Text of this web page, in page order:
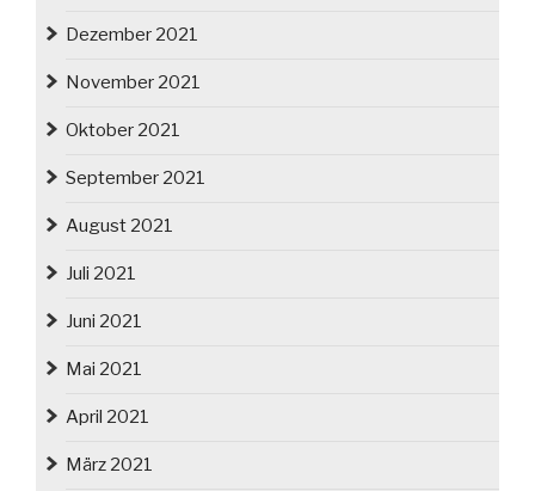
Dezember 2021
November 2021
Oktober 2021
September 2021
August 2021
Juli 2021
Juni 2021
Mai 2021
April 2021
März 2021